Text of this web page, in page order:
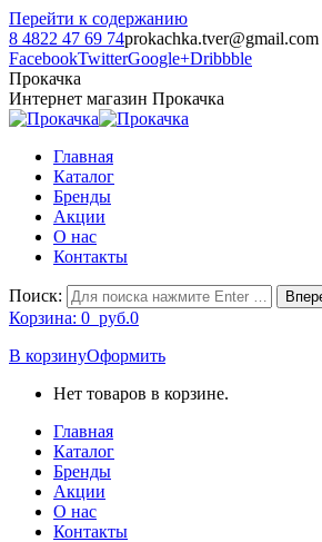
Перейти к содержанию
8 4822 47 69 74prokachka.tver@gmail.com
FacebookTwitterGoogle+Dribbble
Прокачка
Интернет магазин Прокачка
Главная
Каталог
Бренды
Акции
О нас
Контакты
Поиск:
Корзина: 0 руб.0
В корзинуОформить
Нет товаров в корзине.
Главная
Каталог
Бренды
Акции
О нас
Контакты